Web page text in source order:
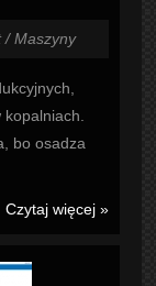
/ Maszyny
bo osadza
Czytaj więcej »